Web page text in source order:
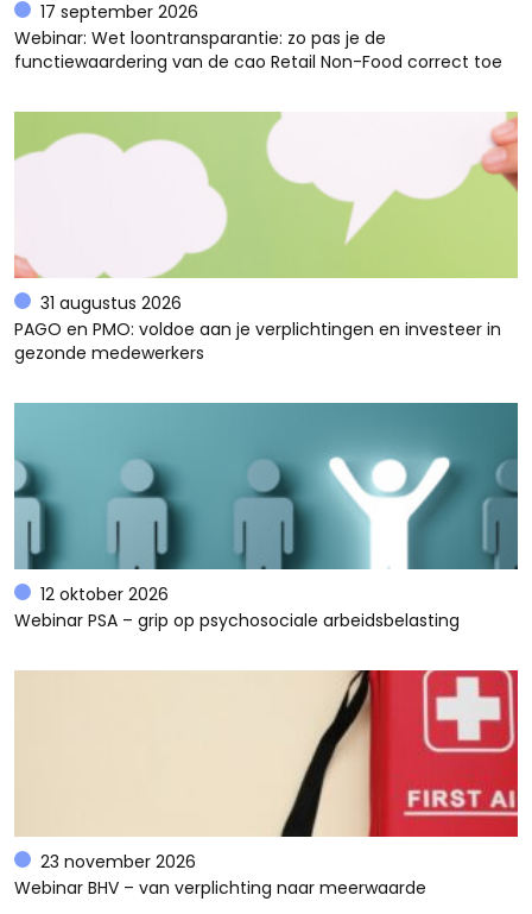
17 september 2026
Webinar: Wet loontransparantie: zo pas je de
functiewaardering van de cao Retail Non-Food correct toe
31 augustus 2026
PAGO en PMO: voldoe aan je verplichtingen en investeer in
gezonde medewerkers
12 oktober 2026
Webinar PSA – grip op psychosociale arbeidsbelasting
23 november 2026
Webinar BHV – van verplichting naar meerwaarde